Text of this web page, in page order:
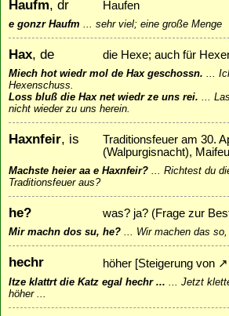
Haufm, dr Haufen
e gonzr Haufm ... sehr viel; eine große Menge
Hax, de die Hexe; auch für
Miech hot wiedr mol de Hax geschossn. ...
Hexenschuss.
Loss bluß die Hax net wiedr ze uns rei. ...
nicht wieder zu uns herein.
Haxnfeir, is
Traditionsfeuer am 30.
(Walpurgisnacht),
Machste heier aa e Haxnfeir? ... Richtest du
Traditionsfeuer aus?
he? was? ja? (Frage zur
Mir machn dos su, he? ... Wir machen das
hechr höher [Steigerung von ↗
Itze klattrt die Katz egal hechr ... ... Jetzt
höher ...